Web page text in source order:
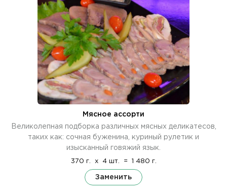
Мясное ассорти
Великолепная подборка различных мясных деликатесов,
таких как: сочная буженина, куриный рулетик и
изысканный говяжий язык.
370 г. x 4 шт. = 1 480 г.
Заменить